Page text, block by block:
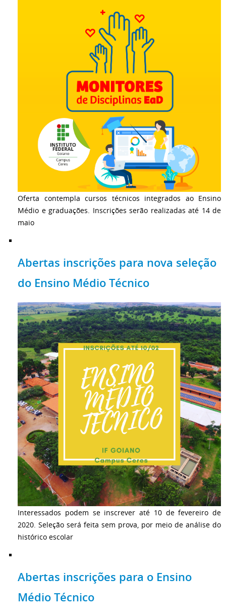
Oferta contempla cursos técnicos integrados ao Ensino
Médio e graduações. Inscrições serão realizadas até 14 de
maio
Abertas inscrições para nova seleção
do Ensino Médio Técnico
Interessados podem se inscrever até 10 de fevereiro de
2020. Seleção será feita sem prova, por meio de análise do
histórico escolar
Abertas inscrições para o Ensino
Médio Técnico